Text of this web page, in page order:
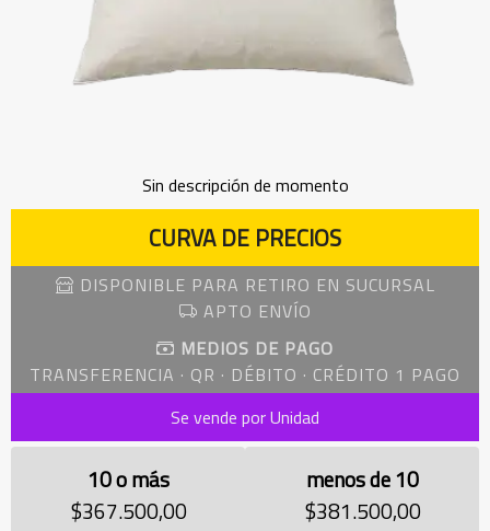
Sin descripción de momento
CURVA DE PRECIOS
DISPONIBLE PARA RETIRO EN SUCURSAL
APTO ENVÍO
MEDIOS DE PAGO
TRANSFERENCIA · QR · DÉBITO · CRÉDITO 1 PAGO
Se vende por Unidad
10 o más
$367.500,00
menos de 10
$381.500,00